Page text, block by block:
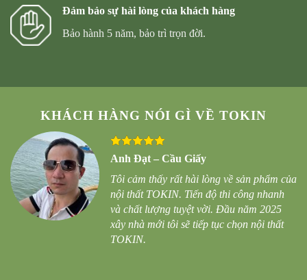
Đảm bảo sự hài lòng của khách hàng
Bảo hành 5 năm, bảo trì trọn đời.
KHÁCH HÀNG NÓI GÌ VỀ TOKIN
Anh Đạt – Cầu Giấy
Tôi cảm thấy rất hài lòng về sản phẩm của
nội thất TOKIN. Tiến độ thi công nhanh
và chất lượng tuyệt vời. Đầu năm 2025
xây nhà mới tôi sẽ tiếp tục chọn nội thất
TOKIN.